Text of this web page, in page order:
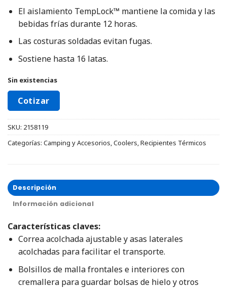
El aislamiento TempLock™ mantiene la comida y las
bebidas frías durante 12 horas.
Las costuras soldadas evitan fugas.
Sostiene hasta 16 latas.
Sin existencias
Cotizar
SKU: 2158119
Categorías: Camping y Accesorios Coolers Recipientes Térmicos
Descripción
Información adicional
Características claves:
Correa acolchada ajustable y asas laterales
acolchadas para facilitar el transporte.
Bolsillos de malla frontales e interiores con
cremallera para guardar bolsas de hielo y otros